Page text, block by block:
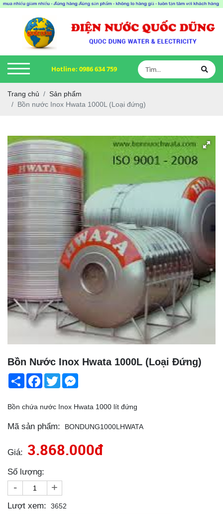
Hotline: 0986 634 759
Trang chủ
Sản phẩm
Bồn nước Inox Hwata 1000L (Loại đứng)
Bồn Nước Inox Hwata 1000L (Loại Đứng)
Share Facebook
Twitter
Bồn chứa nước Inox Hwata 1000 lít đứng
Mã sản phẩm: BONDUNG1000LHWATA
Giá: 3.868.000đ
Số lượng:
- +
Lượt xem: 3652